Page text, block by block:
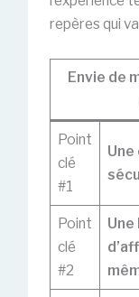
repères qui
Envie de
Point
clé
#1
Point
clé
#2